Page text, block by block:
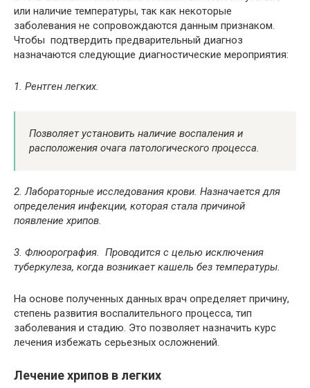
или наличие температуры, так как некоторые
заболевания не сопровождаются данным признаком.
Чтобы подтвердить предварительный диагноз
назначаются следующие диагностические мероприятия:
1. Рентген легких.
Позволяет установить наличие воспаления и
расположения очага патологического процесса.
2. Лабораторные исследования крови. Назначается для
определения инфекции, которая стала причиной
появление хрипов.
3. Флюорография. Проводится с целью исключения
туберкулеза, когда возникает кашель без температуры.
На основе полученных данных врач определяет причину,
степень развития воспалительного процесса, тип
заболевания и стадию. Это позволяет назначить курс
лечения избежать серьезных осложнений.
Лечение хрипов в легких